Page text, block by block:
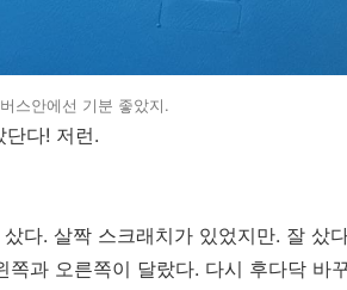
버스안에선 기분 좋았지.
다! 저런.
다. 살짝 스크래치가 있었지만. 잘 샀
과 오른쪽이 달랐다. 다시 후다닥 바